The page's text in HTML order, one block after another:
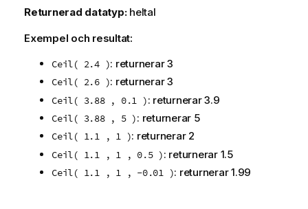
Returnerad datatyp: heltal
Exempel och resultat:
Ceil( 2.4 ): returnerar 3
Ceil( 2.6 ): returnerar 3
Ceil( 3.88 , 0.1 ): returnerar 3.9
Ceil( 3.88 , 5 ): returnerar 5
Ceil( 1.1 , 1 ): returnerar 2
Ceil( 1.1 , 1 , 0.5 ): returnerar 1.5
Ceil( 1.1 , 1 , -0.01 ): returnerar 1.99